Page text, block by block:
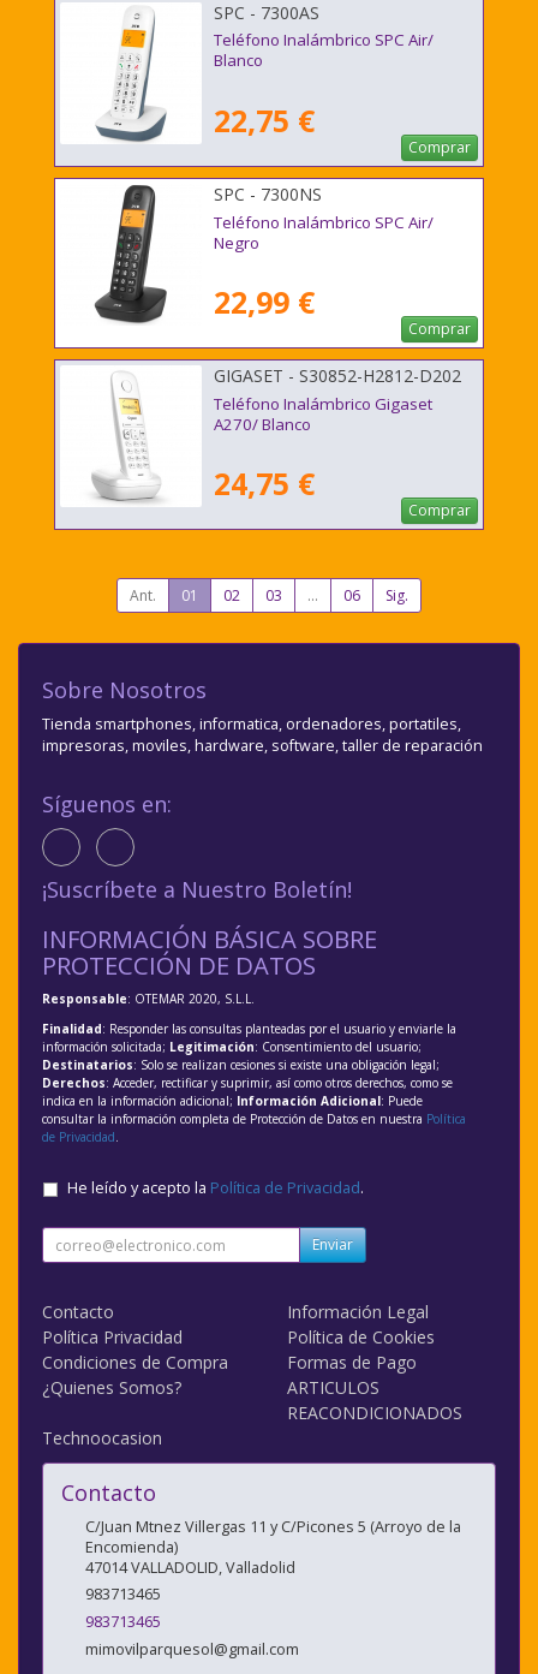
SPC - 7300AS
Teléfono Inalámbrico SPC Air/
Blanco
22,75 €
Comprar
SPC - 7300NS
Teléfono Inalámbrico SPC Air/
Negro
22,99 €
Comprar
GIGASET - S30852-H2812-D202
Teléfono Inalámbrico Gigaset
A270/ Blanco
24,75 €
Comprar
Ant. 01 02 03 ... 06 Sig.
Sobre Nosotros
Tienda smartphones, informatica, ordenadores, portatiles,
impresoras, moviles, hardware, software, taller de reparación
Síguenos en:
¡Suscríbete a Nuestro Boletín!
INFORMACIÓN BÁSICA SOBRE
PROTECCIÓN DE DATOS
Responsable: OTEMAR 2020, S.L.L.
Finalidad: Responder las consultas planteadas por el usuario y enviarle la
información solicitada; Legitimación: Consentimiento del usuario;
Destinatarios: Solo se realizan cesiones si existe una obligación legal;
Derechos: Acceder, rectificar y suprimir, así como otros derechos, como se
indica en la información adicional; Información Adicional: Puede
consultar la información completa de Protección de Datos en nuestra Política
de Privacidad.
He leído y acepto la Política de Privacidad.
Enviar
Contacto
Información Legal
Política Privacidad
Política de Cookies
Condiciones de Compra
Formas de Pago
¿Quienes Somos?
ARTICULOS
REACONDICIONADOS
Technoocasion
Contacto
C/Juan Mtnez Villergas 11 y C/Picones 5 (Arroyo de la
Encomienda)
47014VALLADOLID,Valladolid
983713465
983713465
mimovilparquesol@gmail.com